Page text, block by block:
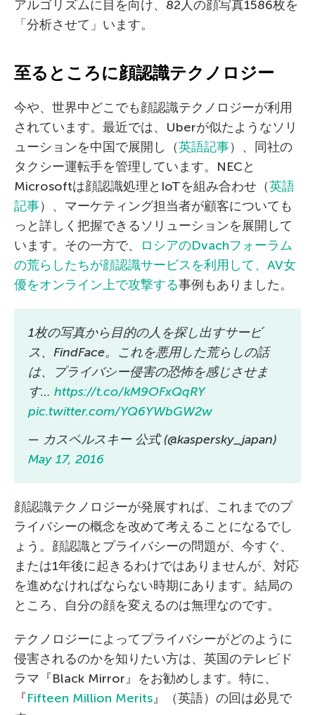
アルゴリズムに目を向け、82人の顔写真1586枚を
「分析させて」います。
至るところに顔認識テクノロジー
今や、世界中どこでも顔認識テクノロジーが利用
されています。最近では、Uberが似たようなソリ
ューションを中国で展開し（英語記事）、同社の
タクシー運転手を管理しています。NECと
Microsoftは顔認識処理とIoTを組み合わせ（英語
記事）、マーケティング担当者が顧客についても
っと詳しく把握できるソリューションを展開して
います。その一方で、
ロシアのDvachフォーラム
の荒らしたちが顔認識サービスを利用して、AV女
優をオンライン上で攻撃する事例もありました。
1枚の写真から目的の人を探し出すサービ
ス、FindFace。これを悪用した荒らしの話
は、プライバシー侵害の恐怖を感じさせま
す… https://t.co/kM9OFxQqRY
pic.twitter.com/YQ6YWbGW2w
— カスペルスキー 公式 (@kaspersky_japan)
May 17, 2016
顔認識テクノロジーが発展すれば、これまでのプ
ライバシーの概念を改めて考えることになるでし
ょう。顔認識とプライバシーの問題が、今すぐ、
または1年後に起きるわけではありませんが、対応
を進めなければならない時期にあります。結局の
ところ、自分の顔を変えるのは無理なのです。
テクノロジーによってプライバシーがどのように
侵害されるのかを知りたい方は、英国のテレビド
ラマ『Black Mirror』をお勧めします。特に、
『Fifteen Million Merits』（英語）の回は必見で